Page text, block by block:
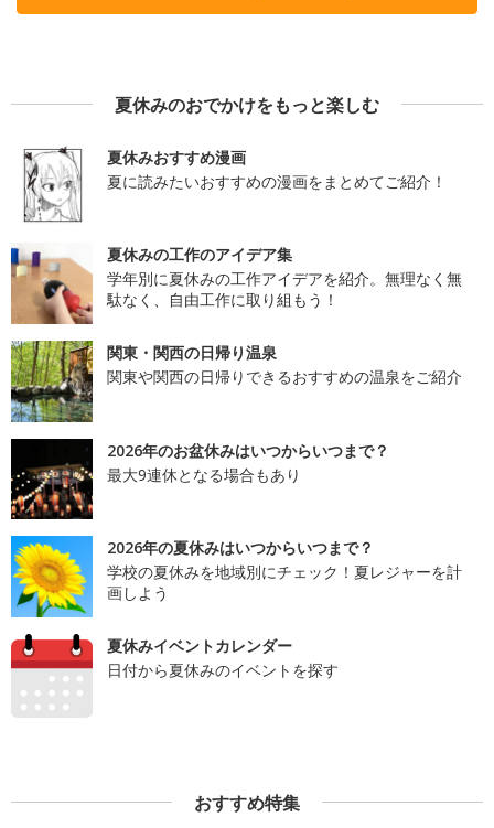
夏休みのおでかけをもっと楽しむ
夏休みおすすめ漫画
夏に読みたいおすすめの漫画をまとめてご紹介！
夏休みの工作のアイデア集
学年別に夏休みの工作アイデアを紹介。無理なく無
駄なく、自由工作に取り組もう！
関東・関西の日帰り温泉
関東や関西の日帰りできるおすすめの温泉をご紹介
2026年のお盆休みはいつからいつまで？
最大9連休となる場合もあり
2026年の夏休みはいつからいつまで？
学校の夏休みを地域別にチェック！夏レジャーを計
画しよう
夏休みイベントカレンダー
日付から夏休みのイベントを探す
おすすめ特集